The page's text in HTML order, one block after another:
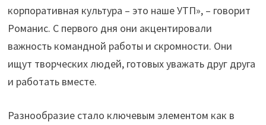
корпоративная культура – это наше УТП», – говорит
Романис. С первого дня они акцентировали
важность командной работы и скромности. Они
ищут творческих людей, готовых уважать друг друга
и работать вместе.
Разнообразие стало ключевым элементом как в